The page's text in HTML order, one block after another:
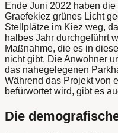
Ende Juni 2022 haben
Graefekiez grünes Licht
Stellplätze im Kiez weg,
halbes Jahr durchgeführt
Maßnahme, die es in
nicht gibt. Die Anwohner
das nahegelegenen
Während das Projekt von
befürwortet wird, gibt es
Die